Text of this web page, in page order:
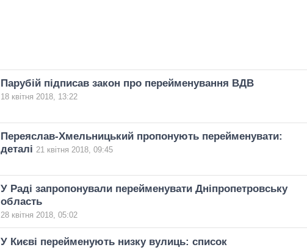
Парубій підписав закон про перейменування ВДВ
18 квітня 2018, 13:22
Переяслав-Хмельницький пропонують перейменувати:
деталі 21 квітня 2018, 09:45
У Раді запропонували перейменувати Дніпропетровську
область
28 квітня 2018, 05:02
У Києві перейменують низку вулиць: список